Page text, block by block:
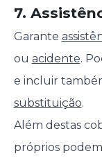
7.
Garante
ou acidente.
e incluir
substituição.
Além destas
próprios